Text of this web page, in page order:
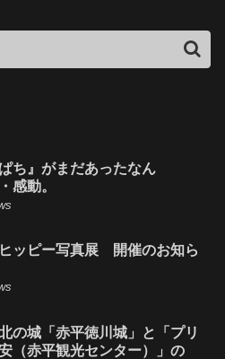
ぱち』がまだあったなん
感動。
ッピー写真展 開催のお知ら
の城「赤平徳川城」と「プリ
（赤平観光センター）」の